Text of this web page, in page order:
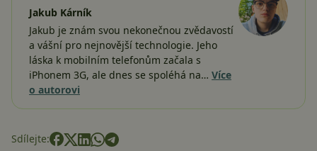
Jakub Kárník
Jakub je znám svou nekonečnou zvědavostí
a vášní pro nejnovější technologie. Jeho
láska k mobilním telefonům začala s
iPhonem 3G, ale dnes se spoléhá na… Více
o autorovi
Sdílejte: